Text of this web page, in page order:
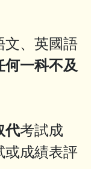
文、英國語
何一科不及
代考試成
或成績表評